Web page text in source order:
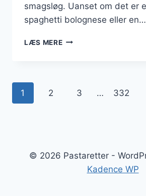
smagsløg. Uanset om det er
spaghetti bolognese eller en…
LÆS MEREPASTARETTER
Side
1 2 3 … 332
© 2026 Pastaretter -
Kadence WP